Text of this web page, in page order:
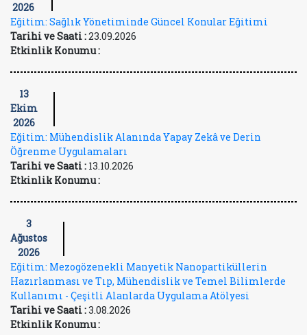
2026
Eğitim: Sağlık Yönetiminde Güncel Konular Eğitimi
Tarihi ve Saati :23.09.2026
Etkinlik Konumu :
13
Ekim
2026
Eğitim: Mühendislik Alanında Yapay Zekâ ve Derin
Öğrenme Uygulamaları
Tarihi ve Saati : 13.10.2026
Etkinlik Konumu :
3
Ağustos
2026
Eğitim: Mezogözenekli Manyetik Nanopartiküllerin
Hazırlanması ve Tıp, Mühendislik ve Temel Bilimlerde
Kullanımı - Çeşitli Alanlarda Uygulama Atölyesi
Tarihi ve Saati :3.08.2026
Etkinlik Konumu :